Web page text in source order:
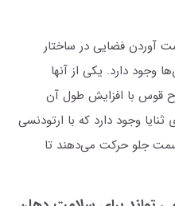
آوردن فضایی در ساختار
وجود دارد. یکی از آنها
قوس با افزایش طول آن
وجود دارد که با ارتودنسی
سمت جلو حرکت می‌دهند تا